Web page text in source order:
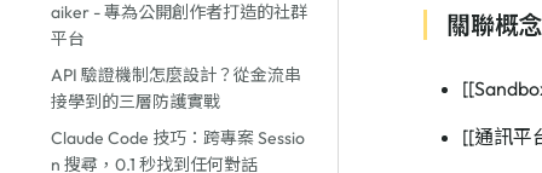
aiker - 專為公開創作者打造的社群
平台
API 驗證機制怎麼設計？從金流串
接學到的三層防護實戰
Claude Code 技巧：跨專案 Sessio
n 搜尋，0.1 秒找到任何對話
關聯概念
[[通訊平